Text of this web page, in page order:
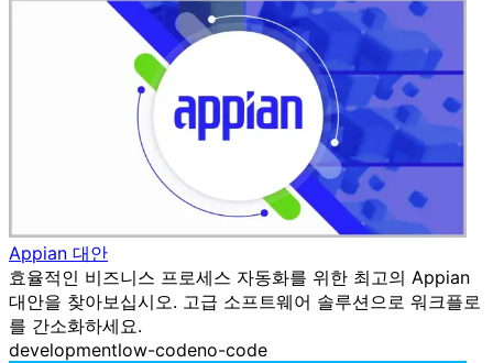
Appian 대안
효율적인 비즈니스 프로세스 자동화를 위한 최고의 Appian
대안을 찾아보십시오. 고급 소프트웨어 솔루션으로 워크플로
를 간소화하세요.
developmentlow-codeno-code